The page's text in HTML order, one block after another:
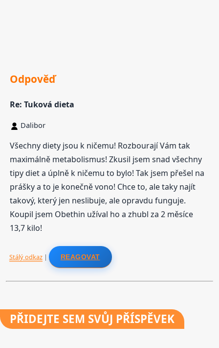
Odpověď
Re: Tuková dieta
Dalibor
Všechny diety jsou k ničemu! Rozbourají Vám tak
maximálně metabolismus! Zkusil jsem snad všechny
tipy diet a úplně k ničemu to bylo! Tak jsem přešel na
prášky a to je konečně vono! Chce to, ale taky najít
takový, který jen neslibuje, ale opravdu funguje.
Koupil jsem Obethin užíval ho a zhubl za 2 měsíce
13,7 kilo!
Stálý odkaz| REAGOVAT
PŘIDEJTE SEM SVŮJ PŘÍSPĚVEK